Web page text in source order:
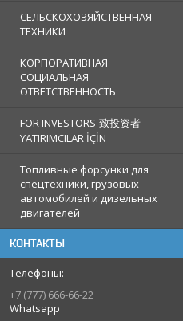
СЕЛЬСКОХОЗЯЙСТВЕННАЯ
ТЕХНИКИ
КОРПОРАТИВНАЯ
СОЦИАЛЬНАЯ
ОТВЕТСТВЕННОСТЬ
FOR INVESTORS-致投资者-
YATIRIMCILAR İÇİN
Топливные форсунки для
спецтехники, грузовых
автомобилей и дизельных
двигателей
КОНТАКТЫ
+7 (777) 666-66-22
Whatsapp